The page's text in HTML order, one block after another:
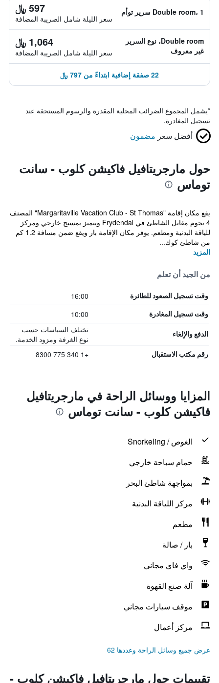
Double room، 1 سرير توأم 597 ﷼
سعر الليلة شامل الصريبة المضافة
Double room، نوع السرير
غير معروف
1,064 ﷼
سعر الليلة شامل الصريبة المضافة
22 صفقة إضافية ابتداءً من 797 ﷼
*يشمل المجموع الضرائب المحلية المقدرة والرسوم المستحقة عند
تسجيل المغادرة.
أفضل سعر مضمون
حول مارجريتافيل فاكيشن كلوب - سانت
توماس
يقع مكان إقامة "Margaritaville Vacation Club - St Thomas" المصنف
4 نجوم مقابل الشاطئ في Frydendal ويتميز بمسبح خارجي ومركز
للياقة البدنية ومطعم. يوفر مكان الإقامة بار ويقع ضمن مسافة 1.2 كم
من شاطئ كوك...
المزيد
من الجيد أن تعلم
وقت تسجيل الصعود للطائرة 16:00
وقت تسجيل المغادرة 10:00
الدفع والإلغاء
تختلف السياسات حسب
نوع الغرفة ومزود الخدمة.
رقم مكتب الاستقبال +1 340 775 8300
المزايا ووسائل الراحة في مارجريتافيل
فاكيشن كلوب - سانت توماس
الغوص / Snorkeling
حمام سباحة خارجي
بمواجهة شاطئ البحر
مركز اللياقة البدنية
مطعم
بار / صالة
واي فاي مجاني
آلة صنع القهوة
موقف سيارات مجاني
مركز أعمال
عرض جميع وسائل الراحة وعددها 62
تقييمات حول مارجريتافيل فاكيشن كلوب -